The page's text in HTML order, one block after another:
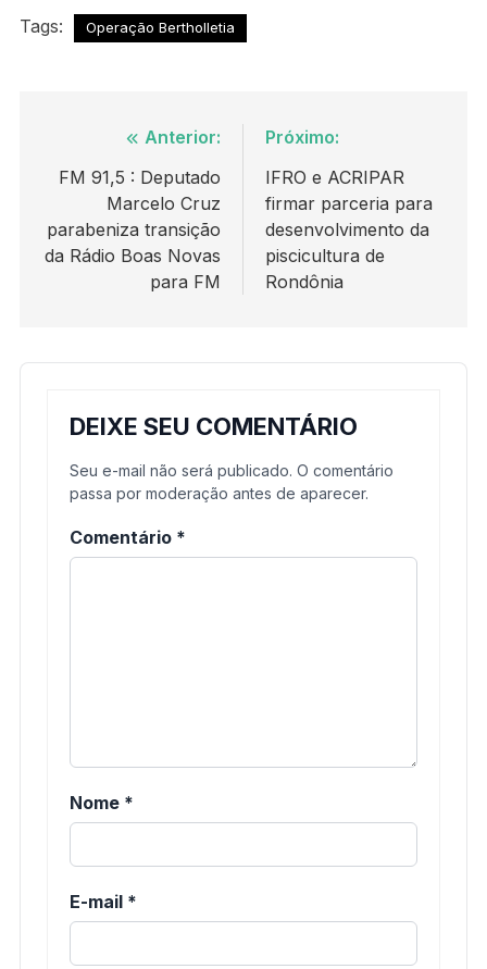
Tags: Operação Bertholletia
Navegação
de
Post
Anterior:
FM 91,5 : Deputado
Marcelo Cruz
parabeniza transição
da Rádio Boas Novas
para FM
Próximo:
IFRO e ACRIPAR
firmar parceria para
desenvolvimento da
piscicultura de
Rondônia
DEIXE SEU COMENTÁRIO
Seu e-mail não será publicado. O comentário
passa por moderação antes de aparecer.
Comentário *
Nome *
E-mail *